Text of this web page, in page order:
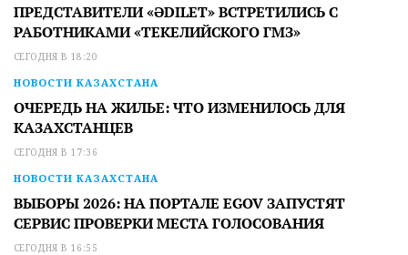
ПРЕДСТАВИТЕЛИ «ӘDILET» ВСТРЕТИЛИСЬ С
РАБОТНИКАМИ «ТЕКЕЛИЙСКОГО ГМЗ»
СЕГОДНЯ В 18:20
НОВОСТИ КАЗАХСТАНА
ОЧЕРЕДЬ НА ЖИЛЬЕ: ЧТО ИЗМЕНИЛОСЬ ДЛЯ
КАЗАХСТАНЦЕВ
СЕГОДНЯ В 17:36
НОВОСТИ КАЗАХСТАНА
ВЫБОРЫ 2026: НА ПОРТАЛЕ EGOV ЗАПУСТЯТ
СЕРВИС ПРОВЕРКИ МЕСТА ГОЛОСОВАНИЯ
СЕГОДНЯ В 16:55